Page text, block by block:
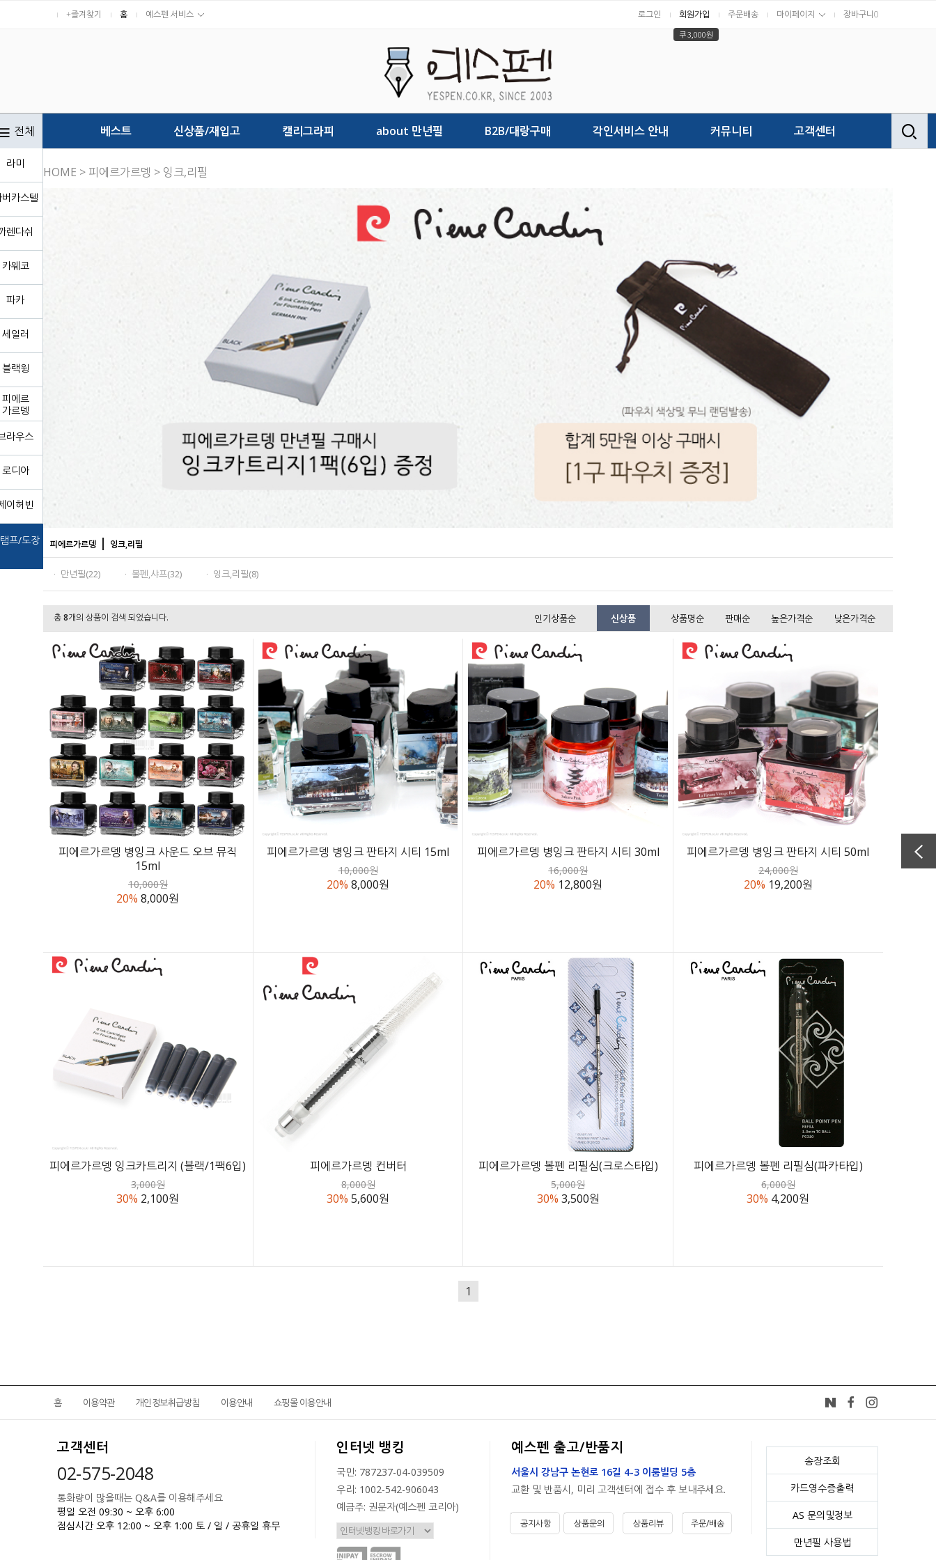
+즐겨찾기 홈 예스펜 서비스 로그인 회원가입
쿠 3,000원
주문배송 마이페이지 장바구니0
전체
라미
카스텔
렌다쉬
카웨코
파카
세일러
블랙윙
피에르
가르뎅
라우스
로디아
이허빈
프/도장
베스트 신상품/재입고 캘리그라피 about 만년필 B2B/대랑구매 각인서비스 안내 커뮤니티 고객센터
HOME > 피에르가르뎅 > 잉크,리필
피에르가르뎅 | 잉크,리필
ㆍ 만년필(22) ㆍ 볼펜,샤프(32) ㆍ 잉크,리필(8)
총8개의 상품이 검색 되었습니다. 인기상품순 신상품 상품명순 판매순 높은가격순 낮은가격순
피에르가르뎅 병잉크 사운드 오브 뮤직
15ml
10,000원
20% 8,000원
피에르가르뎅 병잉크 판타지 시티 15ml
10,000원
20% 8,000원
피에르가르뎅 병잉크 판타지 시티 30ml
16,000원
20% 12,800원
피에르가르뎅 병잉크 판타지 시티 50ml
24,000원
20% 19,200원
피에르가르뎅 잉크카트리지 (블랙/1팩6입)
3,000원
30% 2,100원
피에르가르뎅 컨버터
8,000원
30% 5,600원
피에르가르뎅 볼펜 리필심(크로스타입)
5,000원
30% 3,500원
피에르가르뎅 볼펜 리필심(파카타입)
6,000원
30% 4,200원
1
홈 이용약관 개인정보취급방침 이용안내 쇼핑몰 이용안내
고객센터
02-575-2048
통화량이 많을때는 Q&A를 이용해주세요
평일 오전 09:30 ~ 오후 6:00
점심시간 오후 12:00 ~ 오후 1:00 토 / 일 / 공휴일 휴무
인터넷 뱅킹
국민: 787237-04-039509
우리: 1002-542-906043
예금주: 권문자(예스펜 코리아)
예스펜 출고/반품지
서울시 강남구 논현로 16길 4-3 이룸빌딩 5층
교환 및 반품시, 미리 고객센터에 접수 후 보내주세요.
공지사항 상품문의 상품리뷰 주문/배송
송장조회
카드영수증출력
AS 문의및정보
만년필 사용법